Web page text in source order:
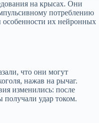
на крысах. Они
потреблению
особенности их нейронных
что они могут
нажав на рычаг.
изменились: после
получали удар током.